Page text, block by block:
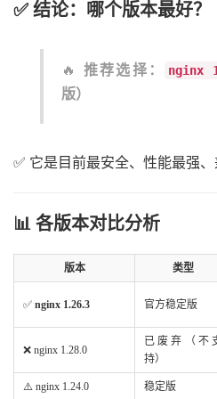
✅ 结论： 哪个版本最好？
🔥 推荐选择： nginx
版）
✅ 它是目前最安全、性能最强、
📊 各版本对比分析
版本 类型
✅ nginx 1.26.3 官方稳定版
❌ nginx 1.28.0
已废弃（不
持）
⚠️ nginx 1.24.0 稳定版